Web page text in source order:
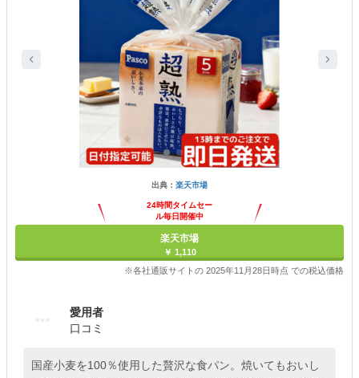
出典： 楽天市場
24時間タイムセー
ル毎日開催中
楽天市場
￥ 1,110
※各社通販サイトの 2025年11月28日時点 での税込価格
愛用者
口コミ
国産小麦を100％使用した贅沢な食パン。焼いてもおいし